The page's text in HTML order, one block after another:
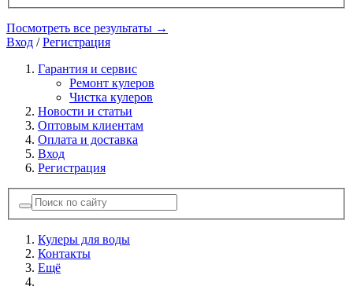
Посмотреть все результаты →
Вход /Регистрация
Гарантия и сервис
Ремонт кулеров
Чистка кулеров
Новости и статьи
Оптовым клиентам
Оплата и доставка
Вход
Регистрация
Кулеры для воды
Контакты
Ещё